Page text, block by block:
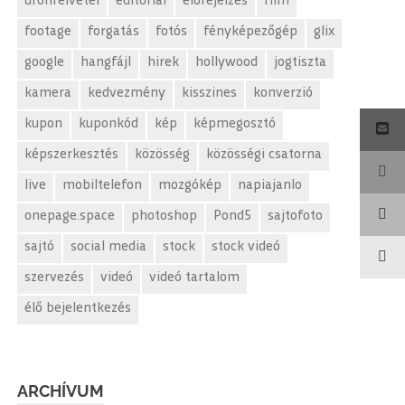
footage forgatás fotós fényképezőgép glix
google hangfájl hirek hollywood jogtiszta
kamera kedvezmény kisszines konverzió
kupon kuponkód kép képmegosztó
képszerkesztés közösség közösségi csatorna
live mobiltelefon mozgókép napiajanlo
onepage.space photoshop Pond5 sajtofoto
sajtó social media stock stock videó
szervezés videó videó tartalom
élő bejelentkezés
ARCHÍVUM